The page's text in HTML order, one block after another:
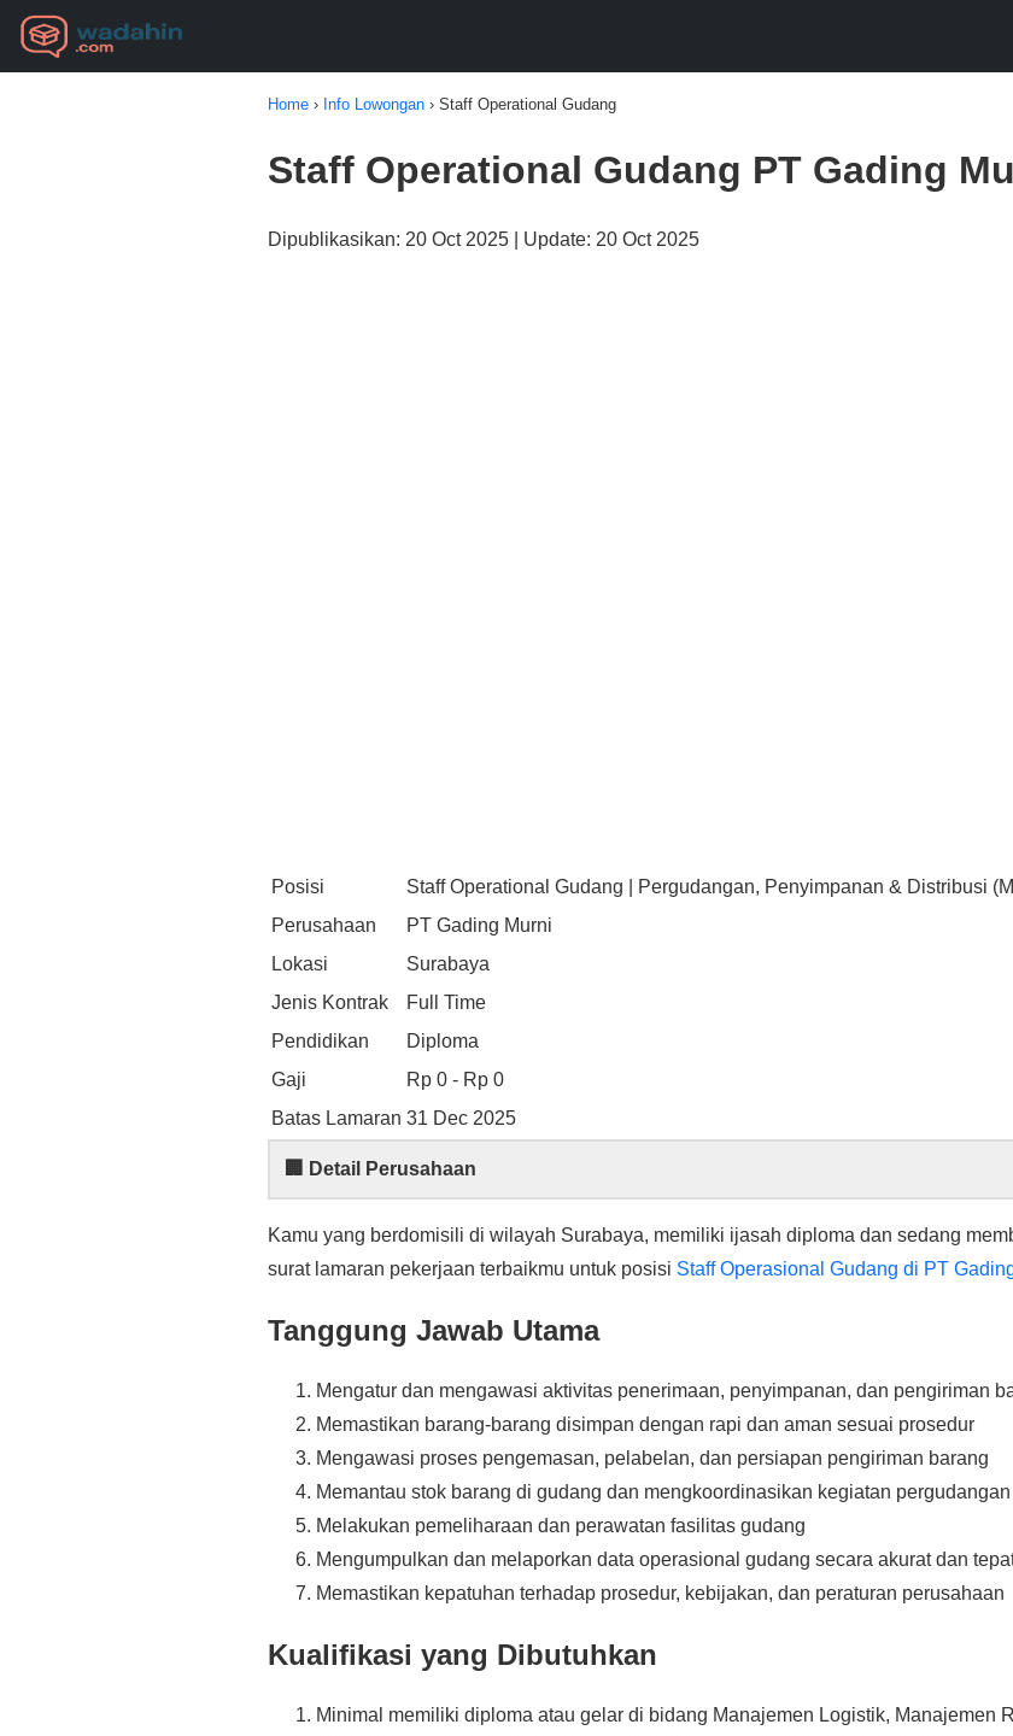
Home › Info Lowongan › Staff Operational Gudang
Staff Operational Gudang PT Gading
Dipublikasikan: 20 Oct 2025 | Update: 20 Oct 2025
Posisi
Staff Operational Gudang | Pergudangan, Penyimpanan & Distribusi
Perusahaan
PT Gading Murni
Lokasi
Surabaya
Jenis Kontrak
Full Time
Pendidikan
Diploma
Gaji
Rp 0 - Rp 0
Batas Lamaran 31 Dec 2025
🏢 Detail Perusahaan
Kamu yang berdomisili di wilayah Surabaya, memiliki ijasah diploma dan sedang
surat lamaran pekerjaan terbaikmu untuk posisi Staff Operasional Gudang di PT
Tanggung Jawab Utama
Mengatur dan mengawasi aktivitas penerimaan, penyimpanan, dan pengiriman
Memastikan barang-barang disimpan dengan rapi dan aman sesuai prosedur
Mengawasi proses pengemasan, pelabelan, dan persiapan pengiriman barang
Memantau stok barang di gudang dan mengkoordinasikan kegiatan pergudangan
Melakukan pemeliharaan dan perawatan fasilitas gudang
Mengumpulkan dan melaporkan data operasional gudang secara akurat dan
Memastikan kepatuhan terhadap prosedur, kebijakan, dan peraturan perusahaan
Kualifikasi yang Dibutuhkan
Minimal memiliki diploma atau gelar di bidang Manajemen Logistik, Manajemen